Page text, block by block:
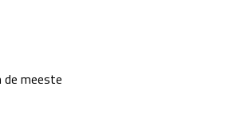
de meeste